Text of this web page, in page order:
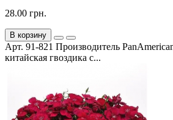
28.00 грн.
В корзину
Арт. 91-821 Производитель
китайская гвоздика с...